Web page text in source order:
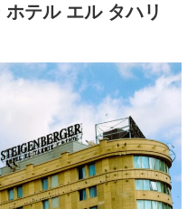
テル エル タハリ